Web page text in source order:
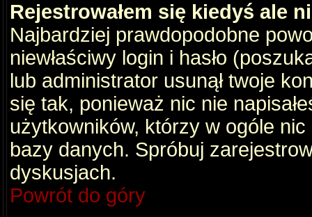
Rejestrowałem się kiedyś ale
Najbardziej prawdopodobne
niewłaściwy login i hasło
lub administrator usunął twoje
się tak, ponieważ nic nie
użytkowników, którzy w ogóle
bazy danych. Spróbuj
dyskusjach.
Powrót do góry